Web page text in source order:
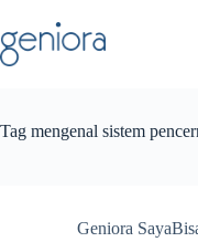
to
content
Tag mengenal sistem
Geniora